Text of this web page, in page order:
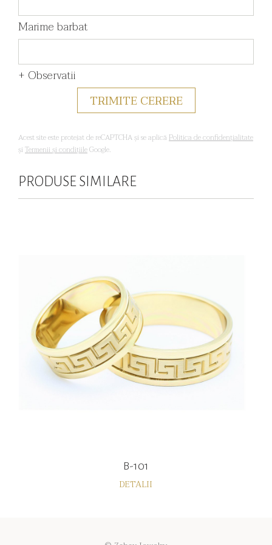
Marime barbat
+ Observatii
Acest site este protejat de reCAPTCHA și se aplică Politica de confidențialitate
și Termenii și condițiileGoogle.
PRODUSE SIMILARE
B-101
DETALII